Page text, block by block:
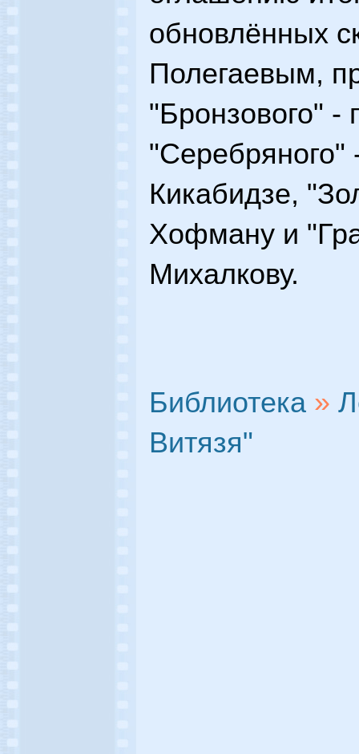
обновлённых
Полегаевым,
"Бронзового" -
"Серебряного"
Кикабидзе,
Хофману и
Михалкову.
Библиотека »
Витязя"